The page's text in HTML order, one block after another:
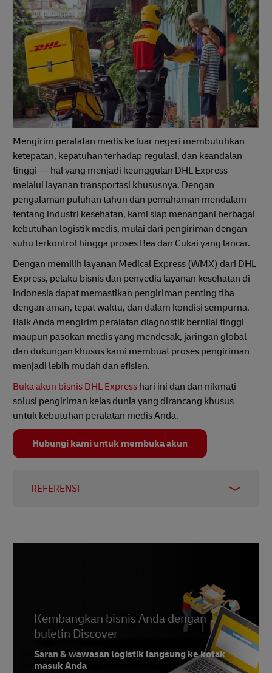
Mengirim peralatan medis ke luar negeri membutuhkan
ketepatan, kepatuhan terhadap regulasi, dan keandalan
tinggi — hal yang menjadi keunggulan DHL Express
melalui layanan transportasi khususnya. Dengan
pengalaman puluhan tahun dan pemahaman mendalam
tentang industri kesehatan, kami siap menangani berbagai
kebutuhan logistik medis, mulai dari pengiriman dengan
suhu terkontrol hingga proses Bea dan Cukai yang lancar.
Dengan memilih layanan Medical Express (WMX) dari DHL
Express, pelaku bisnis dan penyedia layanan kesehatan di
Indonesia dapat memastikan pengiriman penting tiba
dengan aman, tepat waktu, dan dalam kondisi sempurna.
Baik Anda mengirim peralatan diagnostik bernilai tinggi
maupun pasokan medis yang mendesak, jaringan global
dan dukungan khusus kami membuat proses pengiriman
menjadi lebih mudah dan efisien.
Buka akun bisnis DHL Express hari ini dan dan nikmati
solusi pengiriman kelas dunia yang dirancang khusus
untuk kebutuhan peralatan medis Anda.
Hubungi kami untuk membuka akun
REFERENSI
Emerhub
Kembangkan bisnis Anda dengan
buletin Discover
Saran & wawasan logistik langsung ke kotak
masuk Anda